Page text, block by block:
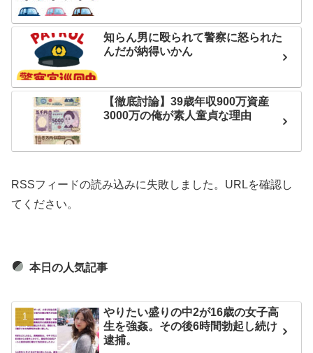
知らん男に殴られて警察に怒られた
んだが納得いかん
【徹底討論】39歳年収900万資産
3000万の俺が素人童貞な理由
RSSフィードの読み込みに失敗しました。URLを確認し
てください。
本日の人気記事
やりたい盛りの中2が16歳の女子高
生を強姦。その後6時間勃起し続け
逮捕。